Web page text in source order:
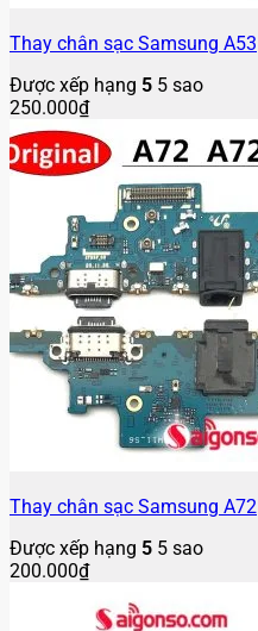
Thay chân sạc Samsung A53
Được xếp hạng 5 5 sao
250.000₫
Thay chân sạc Samsung A72
Được xếp hạng 5 5 sao
200.000₫